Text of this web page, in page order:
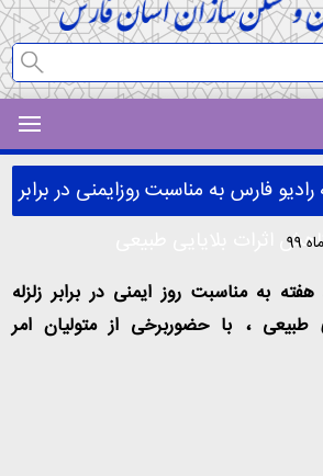
فارس به مناسبت روزایمنی در برابر
اثرات بلایایی طبیعی
هفته به مناسبت روز ایمنی در برابر زلزله
طبیعی ، با حضوربرخی از متولیان امر